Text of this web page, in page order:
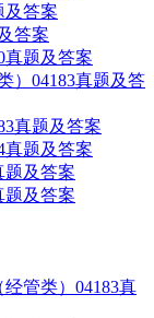
及答案
答案
真题及答案
）04183真题及答
真题及答案
真题及答案
题及答案
题及答案
管类）04183真